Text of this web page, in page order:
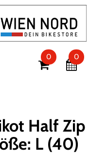
0 0
Half Zip
L (40)